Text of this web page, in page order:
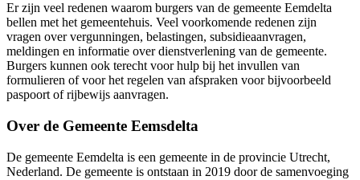
Er zijn veel redenen waarom burgers van de gemeente Eemdelta
bellen met het gemeentehuis. Veel voorkomende redenen zijn
vragen over vergunningen, belastingen, subsidieaanvragen,
meldingen en informatie over dienstverlening van de gemeente.
Burgers kunnen ook terecht voor hulp bij het invullen van
formulieren of voor het regelen van afspraken voor bijvoorbeeld
paspoort of rijbewijs aanvragen.
Over de Gemeente Eemsdelta
De gemeente Eemdelta is een gemeente in de provincie Utrecht,
Nederland. De gemeente is ontstaan in 2019 door de samenvoeging